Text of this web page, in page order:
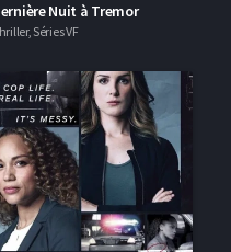
Nuit à Tremor
Séries VF